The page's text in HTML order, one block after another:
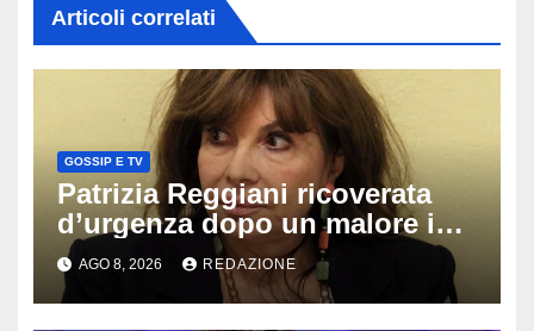
Articoli correlati
GOSSIP E TV
Patrizia Reggiani ricoverata
d’urgenza dopo un malore in
vacanza: come sta oggi l’ex
Lady Gucci
AGO 8, 2026 REDAZIONE